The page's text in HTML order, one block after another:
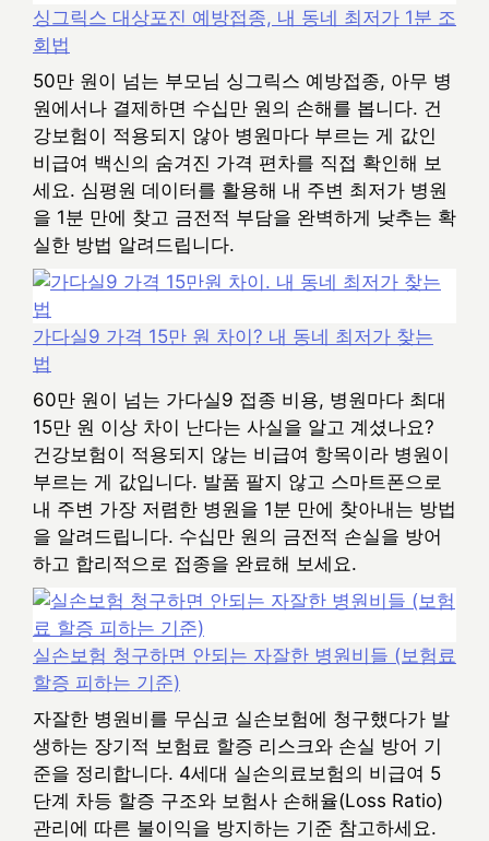
싱그릭스 대상포진 예방접종, 내 동네 최저가 1분 조
회법
50만 원이 넘는 부모님 싱그릭스 예방접종, 아무 병
원에서나 결제하면 수십만 원의 손해를 봅니다. 건
강보험이 적용되지 않아 병원마다 부르는 게 값인
비급여 백신의 숨겨진 가격 편차를 직접 확인해 보
세요. 심평원 데이터를 활용해 내 주변 최저가 병원
을 1분 만에 찾고 금전적 부담을 완벽하게 낮추는 확
실한 방법 알려드립니다.
가다실9 가격 15만 원 차이? 내 동네 최저가 찾는
법
60만 원이 넘는 가다실9 접종 비용, 병원마다 최대
15만 원 이상 차이 난다는 사실을 알고 계셨나요?
건강보험이 적용되지 않는 비급여 항목이라 병원이
부르는 게 값입니다. 발품 팔지 않고 스마트폰으로
내 주변 가장 저렴한 병원을 1분 만에 찾아내는 방법
을 알려드립니다. 수십만 원의 금전적 손실을 방어
하고 합리적으로 접종을 완료해 보세요.
실손보험 청구하면 안되는 자잘한 병원비들 (보험료
할증 피하는 기준)
자잘한 병원비를 무심코 실손보험에 청구했다가 발
생하는 장기적 보험료 할증 리스크와 손실 방어 기
준을 정리합니다. 4세대 실손의료보험의 비급여 5
단계 차등 할증 구조와 보험사 손해율(Loss Ratio)
관리에 따른 불이익을 방지하는 기준 참고하세요.